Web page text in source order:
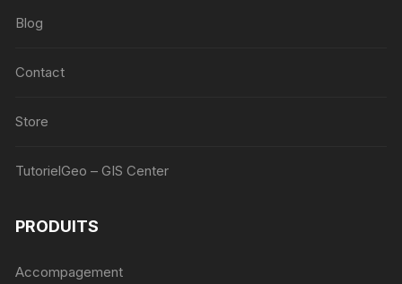
Blog
Contact
Store
TutorielGeo – GIS Center
PRODUITS
Accompagement